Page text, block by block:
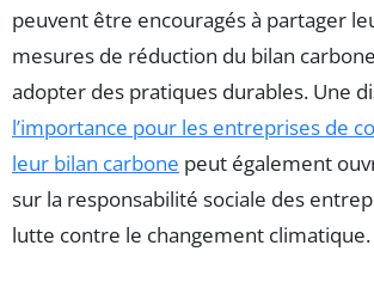
peuvent être encouragés à partager
mesures de réduction du bilan
adopter des pratiques durables. Une
l’importance pour les entreprises de
leur bilan carbone peut également
sur la responsabilité sociale des
lutte contre le changement climatique.